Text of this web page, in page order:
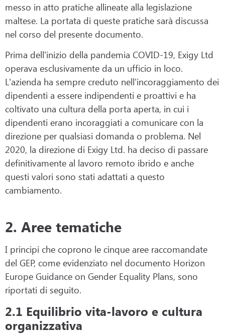
messo in atto pratiche allineate alla legislazione
maltese. La portata di queste pratiche sarà discussa
nel corso del presente documento.
Prima dell'inizio della pandemia COVID-19, Exigy Ltd
operava esclusivamente da un ufficio in loco.
L'azienda ha sempre creduto nell'incoraggiamento dei
dipendenti a essere indipendenti e proattivi e ha
coltivato una cultura della porta aperta, in cui i
dipendenti erano incoraggiati a comunicare con la
direzione per qualsiasi domanda o problema. Nel
2020, la direzione di Exigy Ltd. ha deciso di passare
definitivamente al lavoro remoto ibrido e anche
questi valori sono stati adattati a questo
cambiamento.
2. Aree tematiche
I principi che coprono le cinque aree raccomandate
del GEP, come evidenziato nel documento Horizon
Europe Guidance on Gender Equality Plans, sono
riportati di seguito.
2.1 Equilibrio vita-lavoro e cultura
organizzativa